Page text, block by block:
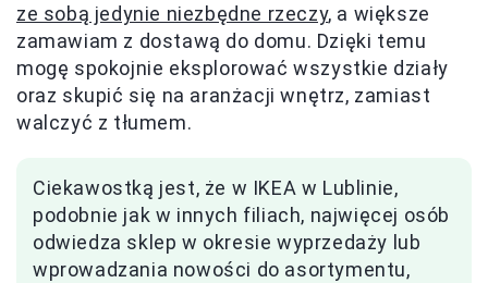
ze sobą jedynie niezbędne rzeczy, a większe
zamawiam z dostawą do domu. Dzięki temu
mogę spokojnie eksplorować wszystkie działy
oraz skupić się na aranżacji wnętrz, zamiast
walczyć z tłumem.
Ciekawostką jest, że w IKEA w Lublinie,
podobnie jak w innych filiach, najwięcej osób
odwiedza sklep w okresie wyprzedaży lub
wprowadzania nowości do asortymentu,